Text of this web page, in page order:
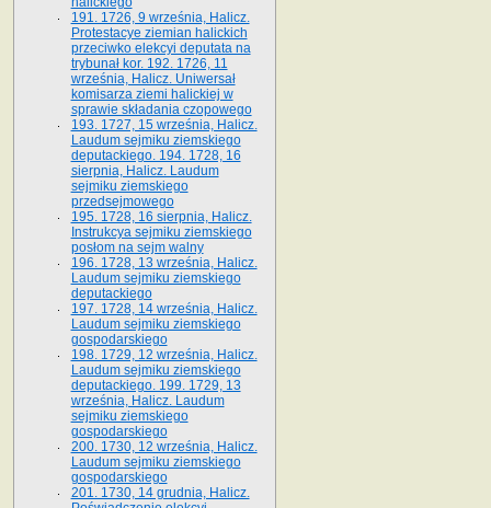
191. 1726, 9 września, Halicz.
Protestacye ziemian halickich
przeciwko elekcyi deputata na
trybunał kor. 192. 1726, 11
września, Halicz. Uniwersał
komisarza ziemi halickiej w
sprawie składania czopowego
193. 1727, 15 września, Halicz.
Laudum sejmiku ziemskiego
deputackiego. 194. 1728, 16
sierpnia, Halicz. Laudum
sejmiku ziemskiego
przedsejmowego
195. 1728, 16 sierpnia, Halicz.
Instrukcya sejmiku ziemskiego
posłom na sejm walny
196. 1728, 13 września, Halicz.
Laudum sejmiku ziemskiego
deputackiego
197. 1728, 14 września, Halicz.
Laudum sejmiku ziemskiego
gospodarskiego
198. 1729, 12 września, Halicz.
Laudum sejmiku ziemskiego
deputackiego. 199. 1729, 13
września, Halicz. Laudum
sejmiku ziemskiego
gospodarskiego
200. 1730, 12 września, Halicz.
Laudum sejmiku ziemskiego
gospodarskiego
201. 1730, 14 grudnia, Halicz.